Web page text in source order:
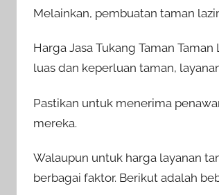
Melainkan, pembuatan taman
Harga Jasa Tukang Taman
luas dan keperluan taman,
Pastikan untuk menerima
mereka.
Walaupun untuk harga layanan
berbagai faktor. Berikut adalah